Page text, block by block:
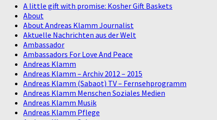
A little gift with promise: Kosher Gift Baskets
About
About Andreas Klamm Journalist
Aktuelle Nachrichten aus der Welt
Ambassador
Ambassadors For Love And Peace
Andreas Klamm
Andreas Klamm – Archiv 2012 – 2015
Andreas Klamm (Sabaot) TV – Fernsehprogramm
Andreas Klamm Menschen Soziales Medien
Andreas Klamm Musik
Andreas Klamm Pflege